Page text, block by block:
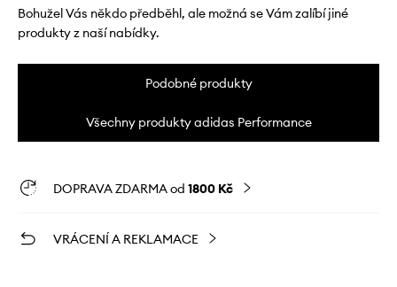
Bohužel Vás někdo předběhl, ale možná se Vám zalíbí jiné
produkty z naší nabídky.
Podobné produkty
Všechny produkty adidas Performance
DOPRAVA ZDARMA od 1800 Kč
VRÁCENÍ A REKLAMACE